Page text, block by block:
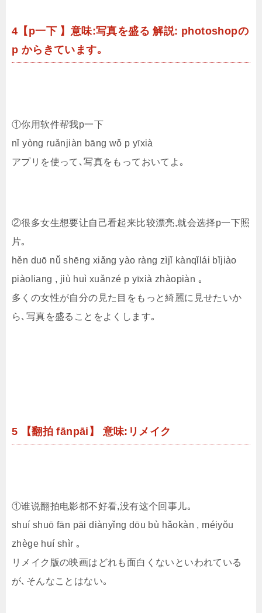
4【p一下 】意味:写真を盛る 解説: photoshopの
p からきています｡
①你用软件帮我p一下
nǐ yòng ruǎnjiàn bāng wǒ p yīxià
アプリを使って､写真をもっておいてよ｡
②很多女生想要让自己看起来比较漂亮,就会选择p一下照
片｡
hěn duō nǚ shēng xiǎng yào ràng zìjǐ kànqǐlái bǐjiào
piàoliang , jiù huì xuǎnzé p yīxià zhàopiàn ｡
多くの女性が自分の見た目をもっと綺麗に見せたいか
ら､写真を盛ることをよくします｡
5 【翻拍 fānpāi】 意味:リメイク
①谁说翻拍电影都不好看,没有这个回事儿｡
shuí shuō fān pāi diànyǐng dōu bù hǎokàn , méiyǒu
zhège huí shìr ｡
リメイク版の映画はどれも面白くないといわれている
が､そんなことはない｡